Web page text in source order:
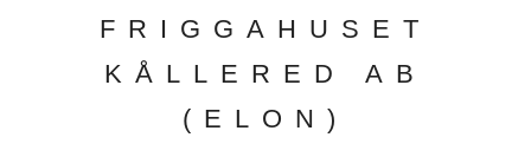
FRIGGAHUSET
KÅLLERED AB
(ELON)